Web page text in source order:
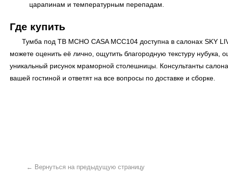
царапинам и температурным перепадам.
Где купить
Тумба под ТВ MCHO CASA MCC104 доступна в салонах SKY
можете оценить её лично, ощутить благородную текстуру нубука,
уникальный рисунок мраморной столешницы. Консультанты
вашей гостиной и ответят на все вопросы по доставке и сборке.
← Вернуться на предыдущую страницу